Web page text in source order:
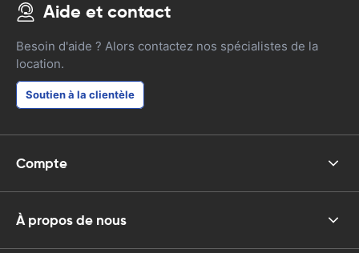
Aide et contact
Besoin d'aide ? Alors contactez nos spécialistes de la
location.
Soutien à la clientèle
Compte
À propos de nous